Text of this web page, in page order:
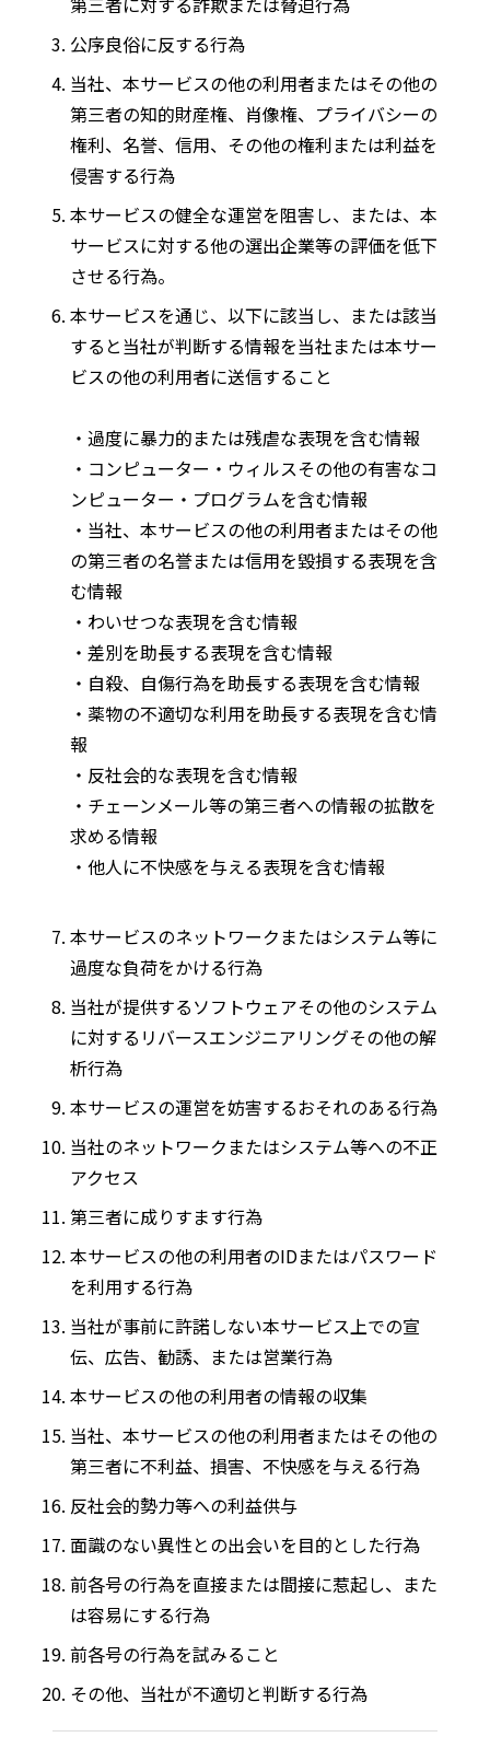
公序良俗に反する行為
当社、本サービスの他の利用者またはその他の
第三者の知的財産権、肖像権、プライバシーの
権利、名誉、信用、その他の権利または利益を
侵害する行為
本サービスの健全な運営を阻害し、または、本
サービスに対する他の選出企業等の評価を低下
させる行為。
本サービスを通じ、以下に該当し、または該当
すると当社が判断する情報を当社または本サー
ビスの他の利用者に送信すること
・過度に暴力的または残虐な表現を含む情報
・コンピューター・ウィルスその他の有害なコ
ンピューター・プログラムを含む情報
・当社、本サービスの他の利用者またはその他
の第三者の名誉または信用を毀損する表現を含
む情報
・わいせつな表現を含む情報
・差別を助長する表現を含む情報
・自殺、自傷行為を助長する表現を含む情報
・薬物の不適切な利用を助長する表現を含む情
報
・反社会的な表現を含む情報
・チェーンメール等の第三者への情報の拡散を
求める情報
・他人に不快感を与える表現を含む情報
本サービスのネットワークまたはシステム等に
過度な負荷をかける行為
当社が提供するソフトウェアその他のシステム
に対するリバースエンジニアリングその他の解
析行為
本サービスの運営を妨害するおそれのある行為
当社のネットワークまたはシステム等への不正
アクセス
第三者に成りすます行為
本サービスの他の利用者のIDまたはパスワード
を利用する行為
当社が事前に許諾しない本サービス上での宣
伝、広告、勧誘、または営業行為
本サービスの他の利用者の情報の収集
当社、本サービスの他の利用者またはその他の
第三者に不利益、損害、不快感を与える行為
反社会的勢力等への利益供与
面識のない異性との出会いを目的とした行為
前各号の行為を直接または間接に惹起し、また
は容易にする行為
前各号の行為を試みること
その他、当社が不適切と判断する行為